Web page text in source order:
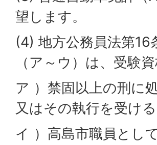
望します。
(4) 地方公務員法第
（ア～ウ）は、受験
ア ）禁固以上の刑に
又はその執行を受け
イ ）高島市職員とし